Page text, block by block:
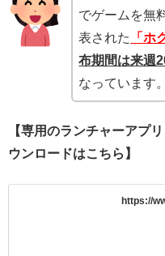
でゲームを無
表された
「ホ
布期間は来週
なっています。
【専用のランチャーアプ
ウンロードはこちら】
https://